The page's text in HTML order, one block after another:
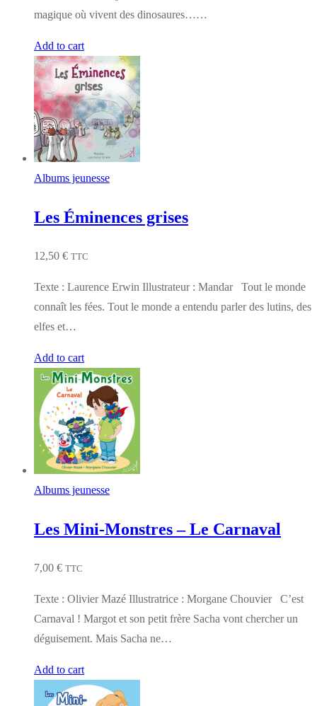
magique où vivent des dinosaures……
Add to cart
Albums jeunesse
Les Éminences grises
12,50 € TTC
Texte : Laurence Erwin Illustrateur : Mandar Tout le monde
connaît les fées. Tout le monde a entendu parler des lutins, des
elfes et…
Add to cart
Albums jeunesse
Les Mini-Monstres – Le Carnaval
7,00 € TTC
Texte : Olivier Mazé Illustratrice : Morgane Chouvier C’est
Carnaval ! Margot et son petit frère Sacha vont chercher un
déguisement. Mais Sacha ne…
Add to cart